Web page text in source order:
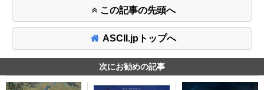
この記事の先頭へ
ASCII.jpトップへ
次にお勧めの記事